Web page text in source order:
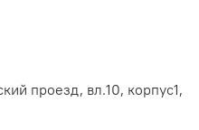
проезд, вл.10, корпус1,